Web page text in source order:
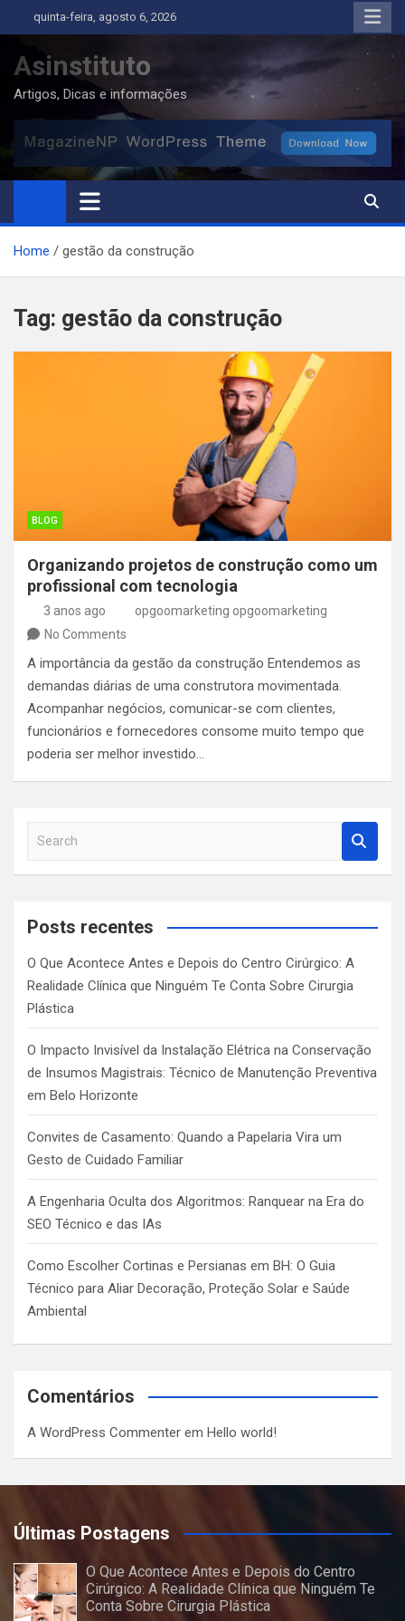
to
content
quinta-feira, agosto 6, 2026
Asinstituto
Artigos, Dicas e informações
Home gestão da construção
Tag: gestão da construção
BLOG
Organizando projetos de construção como um
profissional com tecnologia
3 anos ago
opgoomarketing opgoomarketing
No Comments
A importância da gestão da construção Entendemos as
demandas diárias de uma construtora movimentada.
Acompanhar negócios, comunicar-se com clientes,
funcionários e fornecedores consome muito tempo que
poderia ser melhor investido…
a
c
Posts recentes
O Que Acontece Antes e Depois do Centro Cirúrgico: A
Realidade Clínica que Ninguém Te Conta Sobre Cirurgia
Plástica
O Impacto Invisível da Instalação Elétrica na Conservação
de Insumos Magistrais: Técnico de Manutenção Preventiva
em Belo Horizonte
Convites de Casamento: Quando a Papelaria Vira um
Gesto de Cuidado Familiar
A Engenharia Oculta dos Algoritmos: Ranquear na Era do
SEO Técnico e das IAs
Como Escolher Cortinas e Persianas em BH: O Guia
Técnico para Aliar Decoração, Proteção Solar e Saúde
Ambiental
Comentários
A WordPress Commenter em Hello world!
Últimas Postagens
O Que Acontece Antes e Depois do Centro
Cirúrgico: A Realidade Clínica que Ninguém Te
Conta Sobre Cirurgia Plástica